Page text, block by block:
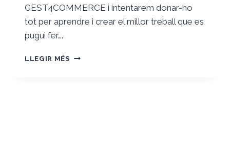
GEST4COMMERCE i intentarem donar-ho
tot per aprendre i crear el millor treball que es
pugui fer….
LLEGIR MÉS PRESENTACIÓ